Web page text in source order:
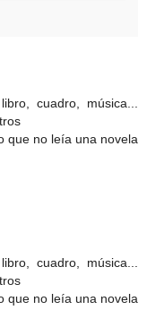
cuadro, música...
que no leía una novela
cuadro, música...
que no leía una novela